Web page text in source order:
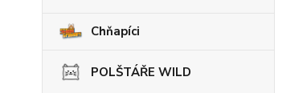
Chňapíci
POLŠTÁŘE WILD